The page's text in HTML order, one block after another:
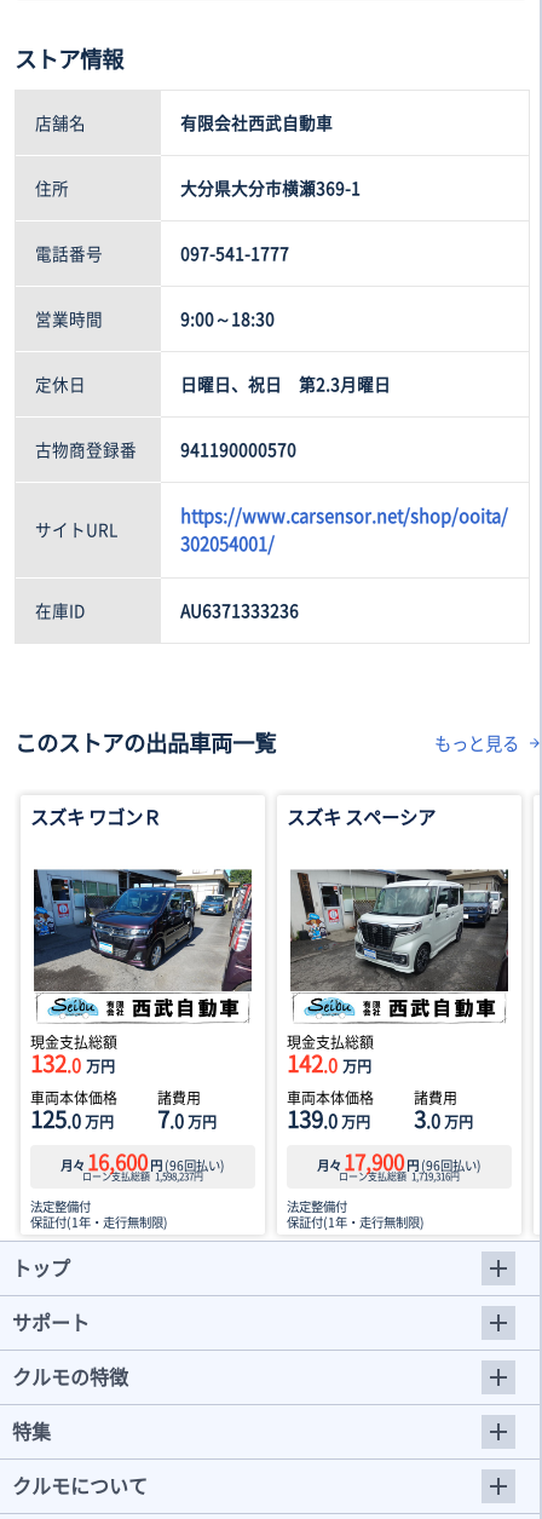
ストア情報
店舗名 有限会社西武自動車
住所 大分県大分市横瀬369-1
電話番号 097-541-1777
営業時間 9:00～18:30
定休日 日曜日、祝日 第2.3月曜日
古物商登録番 941190000570
サイトURL
https://www.carsensor.net/shop/ooita/
302054001/
在庫ID AU6371333236
このストアの出品車両一覧 もっと見る
スズキ ワゴンＲ
現金支払総額
132.0 万円
車両本体価格
125.0万円
諸費用
7.0万円
月々 16,600円 (96回払い)
ローン支払総額 1,598,237円
法定整備付
保証付(1年・走行無制限)
スズキ スペーシア
現金支払総額
142.0 万円
車両本体価格
139.0万円
諸費用
3.0万円
月々 17,900円 (96回払い)
ローン支払総額 1,719,316円
法定整備付
保証付(1年・走行無制限)
トップ
サポート
クルモの特徴
特集
クルモについて